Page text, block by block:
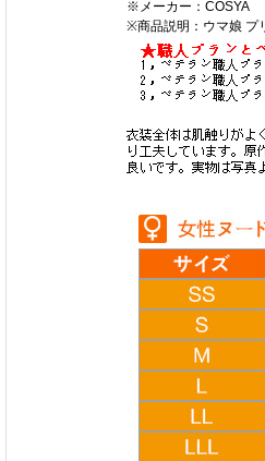
※メーカー：COSYA
※商品説明：ウマ娘 プ